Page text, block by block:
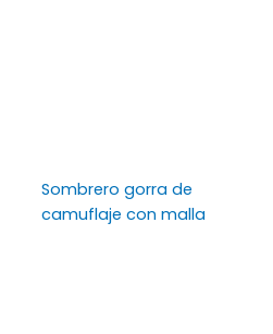
Sombrero gorra de
camuflaje con malla